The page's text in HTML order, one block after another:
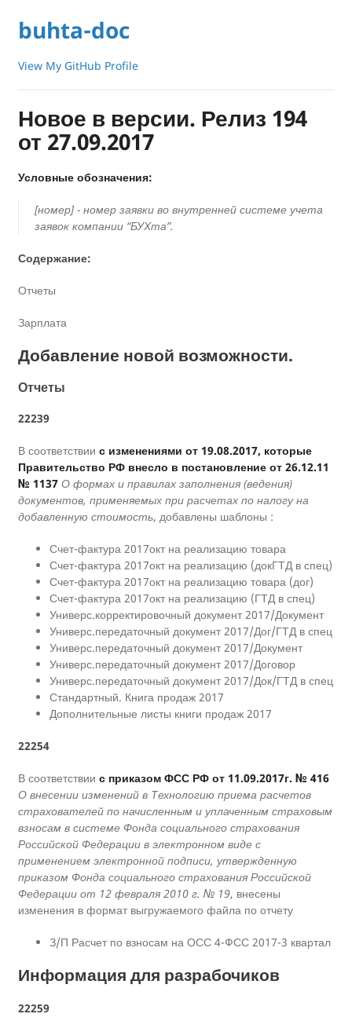
buhta-doc
View My GitHub Profile
Новое в версии. Релиз 194
от 27.09.2017
Условные обозначения:
[номер] - номер заявки во внутренней системе учета
заявок компании “БУХта”.
Содержание:
Отчеты
Зарплата
Добавление новой возможности.
Отчеты
22239
В соответствии с изменениями от 19.08.2017, которые
Правительство РФ внесло в постановление от 26.12.11
№ 1137 О формах и правилах заполнения (ведения)
документов, применяемых при расчетах по налогу на
добавленную стоимость, добавлены шаблоны :
Счет-фактура 2017окт на реализацию товара
Счет-фактура 2017окт на реализацию (докГТД в спец)
Счет-фактура 2017окт на реализацию товара (дог)
Счет-фактура 2017окт на реализацию (ГТД в спец)
Универс.корректировочный документ 2017/Документ
Универс.передаточный документ 2017/Дог/ГТД в спец
Универс.передаточный документ 2017/Документ
Универс.передаточный документ 2017/Договор
Универс.передаточный документ 2017/Док/ГТД в спец
Стандартный. Книга продаж 2017
Дополнительные листы книги продаж 2017
22254
В соответствии с приказом ФСС РФ от 11.09.2017г. № 416
О внесении изменений в Технологию приема расчетов
страхователей по начисленным и уплаченным страховым
взносам в системе Фонда социального страхования
Российской Федерации в электронном виде с
применением электронной подписи, утвержденную
приказом Фонда социального страхования Российской
Федерации от 12 февраля 2010 г. № 19, внесены
изменения в формат выгружаемого файла по отчету
З/П Расчет по взносам на ОСС 4-ФСС 2017-3 квартал
Информация для разрабочиков
22259